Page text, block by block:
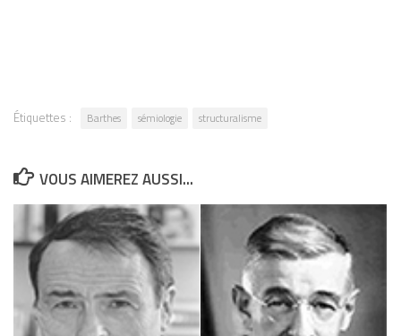
Étiquettes : Barthes sémiologie structuralisme
VOUS AIMEREZ AUSSI...